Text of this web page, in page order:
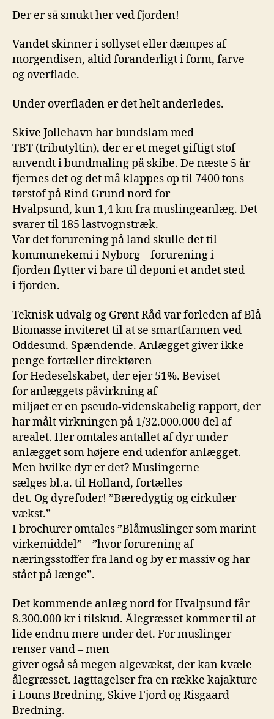
Der er så smukt her ved fjorden!
Vandet skinner i sollyset eller dæmpes af
morgendisen, altid foranderligt i form, farve
og overflade.
Under overfladen er det helt anderledes.
Skive Jollehavn har bundslam med
TBT (tributyltin), der er et meget giftigt stof
anvendt i bundmaling på skibe. De næste 5 år
fjernes det og det må klappes op til 7400 tons
tørstof på Rind Grund nord for
Hvalpsund, kun 1,4 km fra muslingeanlæg. Det
svarer til 185 lastvognstræk.
Var det forurening på land skulle det til
kommunekemi i Nyborg – forurening i
fjorden flytter vi bare til deponi et andet sted
i fjorden.
Teknisk udvalg og Grønt Råd var forleden af Blå
Biomasse inviteret til at se smartfarmen ved
Oddesund. Spændende. Anlægget giver ikke
penge fortæller direktøren
for Hedeselskabet, der ejer 51%. Beviset
for anlæggets påvirkning af
miljøet er en pseudo-videnskabelig rapport, der
har målt virkningen på 1/32.000.000 del af
arealet. Her omtales antallet af dyr under
anlægget som højere end udenfor anlægget.
Men hvilke dyr er det? Muslingerne
sælges bl.a. til Holland, fortælles
det. Og dyrefoder! ”Bæredygtig og cirkulær
vækst.”
I brochurer omtales ”Blåmuslinger som marint
virkemiddel” – ”hvor forurening af
næringsstoffer fra land og by er massiv og har
stået på længe”.
Det kommende anlæg nord for Hvalpsund får
8.300.000 kr i tilskud. Ålegræsset kommer til at
lide endnu mere under det. For muslinger
renser vand – men
giver også så megen algevækst, der kan kvæle
ålegræsset. Iagttagelser fra en række kajakture
i Louns Bredning, Skive Fjord og Risgaard
Bredning.